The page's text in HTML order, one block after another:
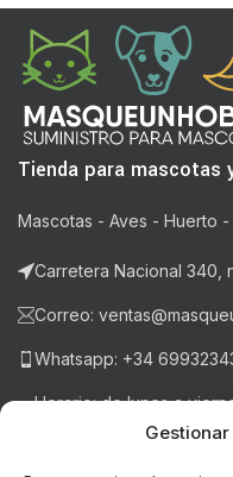
Tienda para mascotas
Mascotas - Aves - Huerto
Carretera Nacional 340,
Correo:
Whatsapp: +34
Horario: de lunes a
20:30h . Sábados de